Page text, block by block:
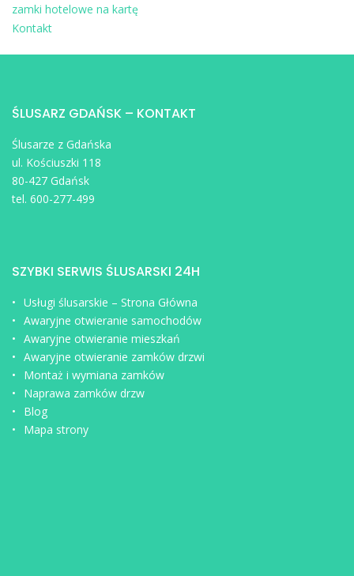
zamki hotelowe na kartę
Kontakt
ŚLUSARZ GDAŃSK – KONTAKT
Ślusarze z Gdańska
ul. Kościuszki 118
80-427 Gdańsk
tel. 600-277-499
SZYBKI SERWIS ŚLUSARSKI 24H
Usługi ślusarskie – Strona Główna
Awaryjne otwieranie samochodów
Awaryjne otwieranie mieszkań
Awaryjne otwieranie zamków drzwi
Montaż i wymiana zamków
Naprawa zamków drzw
Blog
Mapa strony